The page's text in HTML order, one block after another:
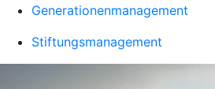
Generationenmanagement
Stiftungsmanagement